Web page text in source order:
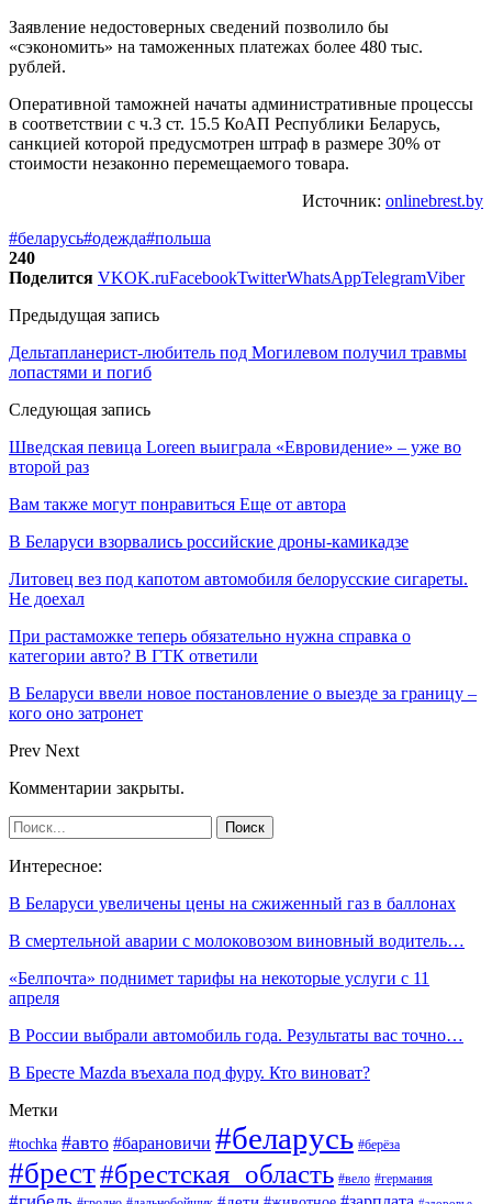
Заявление недостоверных сведений позволило бы
«сэкономить» на таможенных платежах более 480 тыс.
рублей.
Оперативной таможней начаты административные процессы
в соответствии с ч.3 ст. 15.5 КоАП Республики Беларусь,
санкцией которой предусмотрен штраф в размере 30% от
стоимости незаконно перемещаемого товара.
Источник: onlinebrest.by
#беларусь#одежда#польша
240
Поделится VKOK.ruFacebookTwitterWhatsAppTelegramViber
Предыдущая запись
Дельтапланерист-любитель под Могилевом получил травмы
лопастями и погиб
Следующая запись
Шведская певица Loreen выиграла «Евровидение» – уже во
второй раз
Вам также могут понравиться Еще от автора
В Беларуси взорвались российские дроны-камикадзе
Литовец вез под капотом автомобиля белорусские сигареты.
Не доехал
При растаможке теперь обязательно нужна справка о
категории авто? В ГТК ответили
В Беларуси ввели новое постановление о выезде за границу –
кого оно затронет
Prev Next
Комментарии закрыты.
Интересное:
В Беларуси увеличены цены на сжиженный газ в баллонах
В смертельной аварии с молоковозом виновный водитель…
«Белпочта» поднимет тарифы на некоторые услуги с 11
апреля
В России выбрали автомобиль года. Результаты вас точно…
В Бресте Mazda въехала под фуру. Кто виноват?
Метки
#tochka #авто #барановичи #беларусь #берёза
#брест#брестская_область #вело #германия